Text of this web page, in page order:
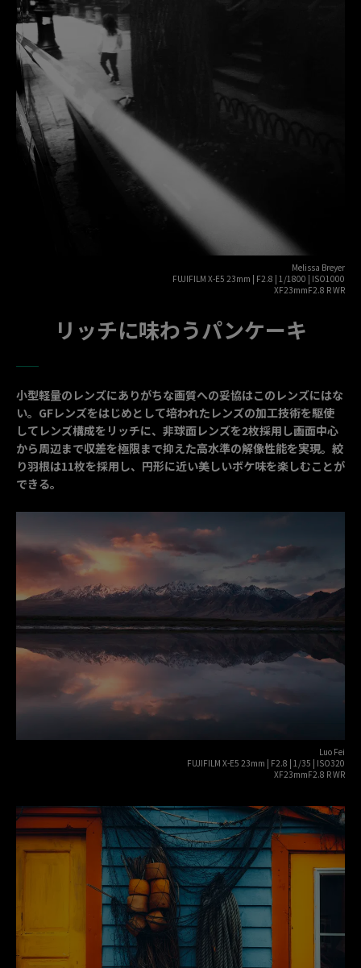
Melissa Breyer
FUJIFILM X-E5 23mm | F2.8 | 1/1800 | ISO1000
XF23mmF2.8 R WR
リッチに味わうパンケーキ
小型軽量のレンズにありがちな画質への妥協はこのレンズにはな
い。GFレンズをはじめとして培われたレンズの加工技術を駆使
してレンズ構成をリッチに、非球面レンズを2枚採用し画面中心
から周辺まで収差を極限まで抑えた高水準の解像性能を実現。絞
り羽根は11枚を採用し、円形に近い美しいボケ味を楽しむことが
できる。
Luo Fei
FUJIFILM X-E5 23mm | F2.8 | 1/35 | ISO320
XF23mmF2.8 R WR